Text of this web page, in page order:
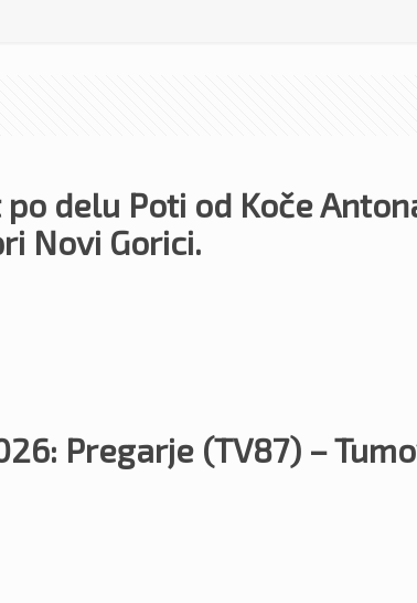
delu Poti od Koče
Novi Gorici.
Pregarje (TV87) –